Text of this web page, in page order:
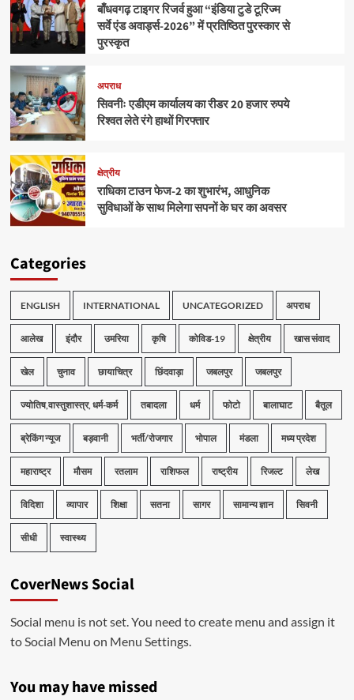
बाँधवगढ़ टाइगर रिजर्व हुआ “इंडिया टुडे टूरिज्म
सर्वे एंड अवार्ड्स-2026” में प्रतिष्ठित पुरस्कार से
पुरस्कृत
अपराध
सिवनीः एडीएम कार्यालय का रीडर 20 हजार रुपये
रिश्वत लेते रंगे हाथों गिरफ्तार
क्षेत्रीय
राधिका टाउन फेज-2 का शुभारंभ, आधुनिक
सुविधाओं के साथ मिलेगा सपनों के घर का अवसर
Categories
ENGLISH INTERNATIONAL UNCATEGORIZED अपराध
आलेख इंदौर उमरिया कृषि कोविड-19 क्षेत्रीय खास संवाद
खेल चुनाव छायाचित्र छिंदवाड़ा जबलपुर जबलपुर
ज्योतिष,वास्तुशास्त्र, धर्म-कर्म तबादला धर्म फोटो बालाघाट बैतूल
ब्रेकिंग न्यूज बड़वानी भर्ती/रोजगार भोपाल मंडला मध्य प्रदेश
महाराष्ट्र मौसम रतलाम राशिफल राष्ट्रीय रिजल्ट लेख
विदिशा व्यापार शिक्षा सतना सागर सामान्य ज्ञान सिवनी
सीधी स्वास्थ्य
CoverNews Social
Social menu is not set. You need to create menu and assign it
to Social Menu on Menu Settings.
You may have missed